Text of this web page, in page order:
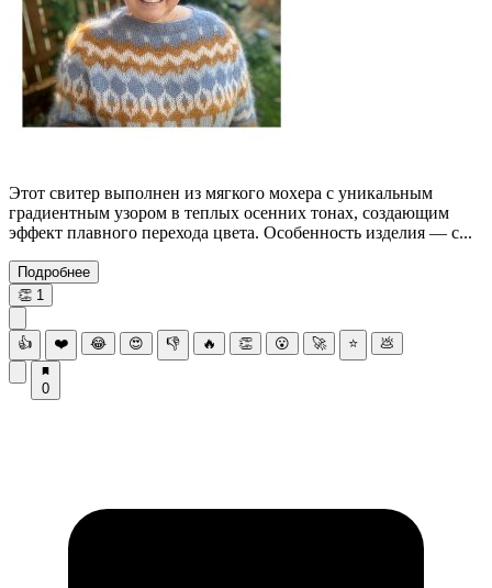
Этот свитер выполнен из мягкого мохера с уникальным
градиентным узором в теплых осенних тонах, создающим
эффект плавного перехода цвета. Особенность изделия — с...
Подробнее
👏 1
👍 ❤️ 😂 😍 👎 🔥 👏 😮 🚀 ⭐ 💩
0